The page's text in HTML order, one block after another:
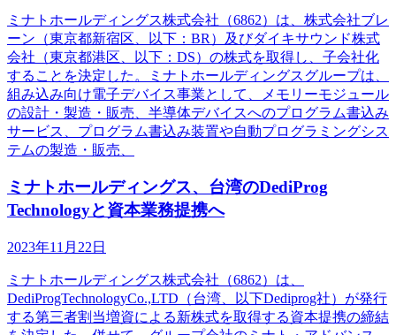
ミナトホールディングス株式会社（6862）は、株式会社ブレ
ーン（東京都新宿区、以下：BR）及びダイキサウンド株式
会社（東京都港区、以下：DS）の株式を取得し、子会社化
することを決定した。ミナトホールディングスグループは、
組み込み向け電子デバイス事業として、メモリーモジュール
の設計・製造・販売、半導体デバイスへのプログラム書込み
サービス、プログラム書込み装置や自動プログラミングシス
テムの製造・販売、
ミナトホールディングス、台湾のDediProg
Technologyと資本業務提携へ
2023年11月22日
ミナトホールディングス株式会社（6862）は、
DediProgTechnologyCo.,LTD（台湾、以下Dediprog社）が発行
する第三者割当増資による新株式を取得する資本提携の締結